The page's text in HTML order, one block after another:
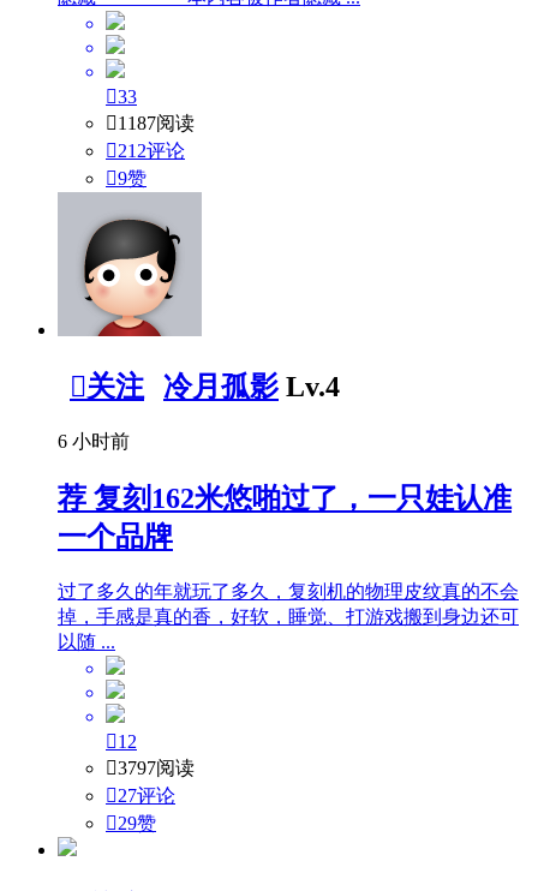
33
1187阅读
212评论
9赞
关注 冷月孤影 Lv.4
6 小时前
荐 复刻162米悠啪过了，一只娃认准
一个品牌
过了多久的年就玩了多久，复刻机的物理皮纹真的不会
掉，手感是真的香，好软，睡觉、打游戏搬到身边还可
以随 ...
12
3797阅读
27评论
29赞